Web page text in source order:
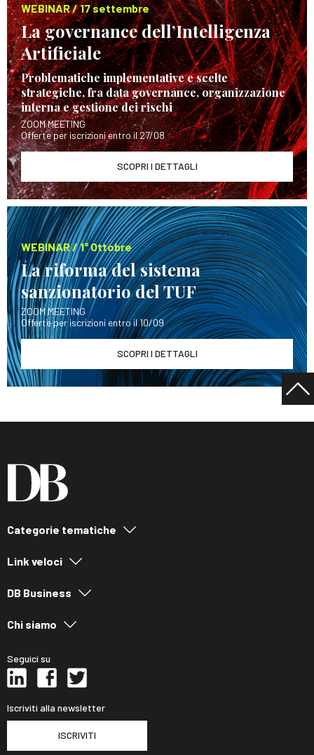
WEBINAR / 17 settembre
La governance dell’Intelligenza
Artificiale
Problematiche implementative e scelte
strategiche, fra data governance, organizzazione
interna e gestione dei rischi
ZOOM MEETING
Offerte per iscrizioni entro il 27/08
SCOPRI I DETTAGLI
WEBINAR / 1° Ottobre
La riforma del sistema
sanzionatorio del TUF
ZOOM MEETING
Offerte per iscrizioni entro il 10/09
SCOPRI I DETTAGLI
Categorie tematiche
Link veloci
DB Business
Chi siamo
Seguici su
Iscriviti alla newsletter
ISCRIVITI